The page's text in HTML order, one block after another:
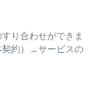
り合わせができま
契約）→サービスの